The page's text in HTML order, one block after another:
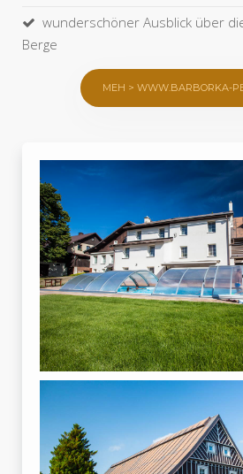
wunderschöner Ausblick über
Berge
MEH > WWW.BARBORKA-